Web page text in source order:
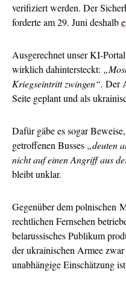
verifiziert werden. Der
forderte am 29. Juni deshalb
Ausgerechnet unser KI-Portal
wirklich dahintersteckt:
Kriegseintritt zwingen“. Der
Seite geplant und als
Dafür gäbe es sogar
getroffenen Busses „deuten
nicht auf einen Angriff aus
bleibt unklar.
Gegenüber dem polnischen
rechtlichen Fernsehen
belarussisches Publikum
der ukrainischen Armee zwar
unabhängige Einschätzung